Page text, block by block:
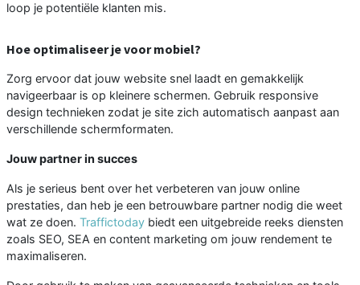
loop je potentiële klanten mis.
Hoe optimaliseer je voor mobiel?
Zorg ervoor dat jouw website snel laadt en gemakkelijk
navigeerbaar is op kleinere schermen. Gebruik responsive
design technieken zodat je site zich automatisch aanpast aan
verschillende schermformaten.
Jouw partner in succes
Als je serieus bent over het verbeteren van jouw online
prestaties, dan heb je een betrouwbare partner nodig die weet
wat ze doen. Traffictoday biedt een uitgebreide reeks diensten
zoals SEO, SEA en content marketing om jouw rendement te
maximaliseren.